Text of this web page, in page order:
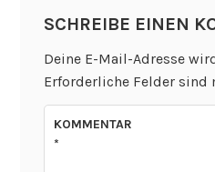
SCHREIBE EINEN
Deine E-Mail-Adresse
Erforderliche Felder sind
KOMMENTAR
*